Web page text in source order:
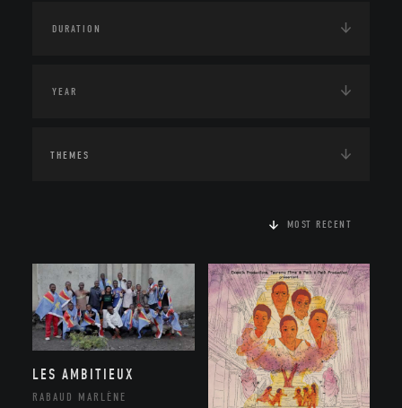
THEMES
MOST RECENT
LES AMBITIEUX
RABAUD MARLÈNE